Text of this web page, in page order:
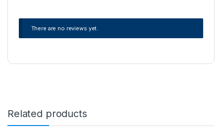
There are no reviews yet.
Related products